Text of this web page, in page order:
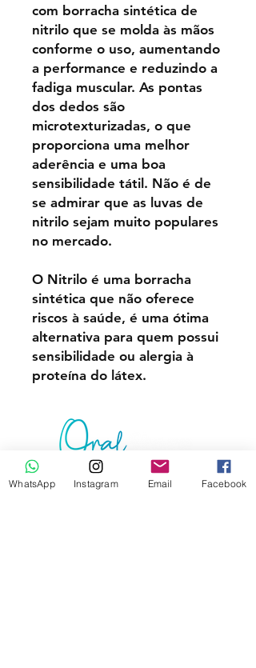
com borracha sintética de
nitrilo que se molda às mãos
conforme o uso, aumentando
a performance e reduzindo a
fadiga muscular. As pontas
dos dedos são
microtexturizadas, o que
proporciona uma melhor
aderência e uma boa
sensibilidade tátil. Não é de
se admirar que as luvas de
nitrilo sejam muito populares
no mercado.
O Nitrilo é uma borracha
sintética que não oferece
riscos à saúde, é uma ótima
alternativa para quem possui
sensibilidade ou alergia à
proteína do látex.
Junte-se à lista de emails e não perca as
WhatsApp Instagram Email Facebook